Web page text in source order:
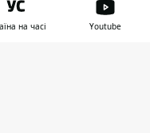
на часі Youtube